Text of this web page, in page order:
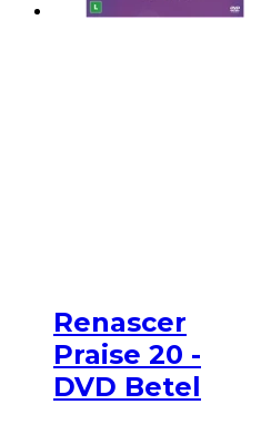
Renascer
Praise 20 -
DVD Betel